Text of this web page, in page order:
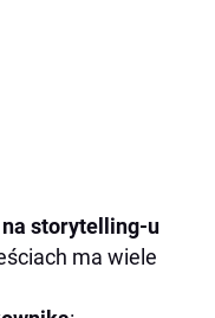
storytelling-u
ma wiele